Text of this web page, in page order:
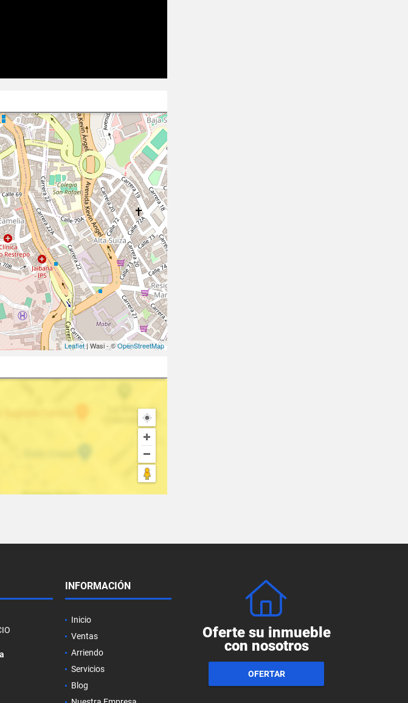
Leaflet| Wasi - ©OpenStreetMap
INFORMACIÓN
Inicio
Ventas
Arriendo
Servicios
Blog
Oferte su inmueble
con nosotros
OFERTAR